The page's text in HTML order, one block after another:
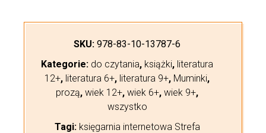
SKU: 978-83-10-13787-6
Kategorie: do czytania, książki, literatura
12+, literatura 6+, literatura 9+, Muminki,
prozą, wiek 12+, wiek 6+, wiek 9+,
wszystko
Tagi: księgarnia internetowa Strefa